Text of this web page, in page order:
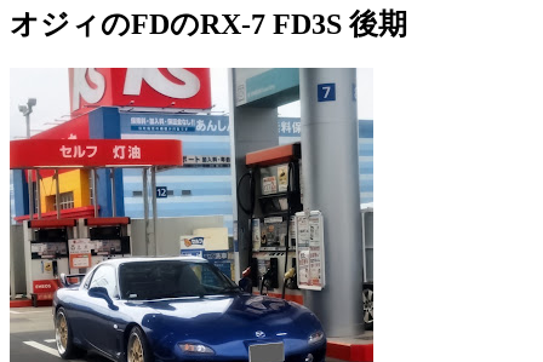
オジィのFDのRX-7 FD3S 後期